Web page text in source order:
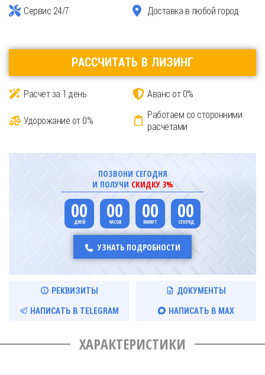
Сервис 24/7 Доставка в любой город
РАССЧИТАТЬ В ЛИЗИНГ
Расчет за 1 день Аванс от 0%
Удорожание от 0%
Работаем со сторонними
расчетами
ПОЗВОНИ СЕГОДНЯ
И ПОЛУЧИ СКИДКУ 3%
00 00 00 00
УЗНАТЬ ПОДРОБНОСТИ
РЕКВИЗИТЫ ДОКУМЕНТЫ
НАПИСАТЬ В TELEGRAM НАПИСАТЬ В MAX
ХАРАКТЕРИСТИКИ